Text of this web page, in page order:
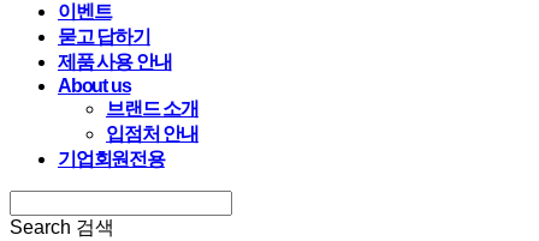
이벤트
묻고 답하기
제품 사용 안내
About us
브랜드 소개
입점처 안내
기업회원전용
Search 검색